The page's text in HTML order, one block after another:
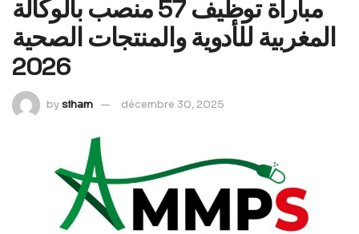
مباراة توظيف 57 منصب بالوكالة
المغربية للأدوية والمنتجات الصحية
2026
bysiham décembre 30, 2025